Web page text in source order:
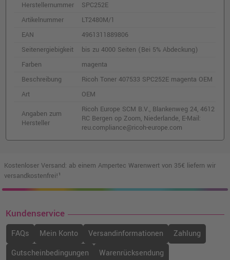
Ricoh Toner 407716 SPC252HE schwarz
71,00 €
inkl. MwSt.zzgl. Versand
Kompatibler Toner ersetzt Ricoh 407719
98,98 €
inkl. MwSt.zzgl. Versand
shopping_cart
119,99 €
SPC252HE cyan
98,98 € shopping_cart
Herstellernummer
SPC252E
Artikelnummer
LT2480M/1
EAN
4961311889806
Seitenergiebigkeit
bis zu 4000 Seiten (Bei 5% Abdeckung)
Farben
magenta
Beschreibung
Ricoh Toner 407533 SPC252E magenta OEM
Art
OEM
Angaben zum
Hersteller
Ricoh Europe SCM B.V., Blankenweg 24, 4612
RC Bergen op Zoom, Niederlande, E-Mail:
reu.compliance@ricoh-europe.com
Kostenloser Versand: ab einem Ampertec Warenwert von 35€ liefern wir
versandkostenfrei!¹
Kundenservice
FAQs Mein Konto Versandinformationen
Zahlung
Gutscheinbedingungen
Warenrücksendung